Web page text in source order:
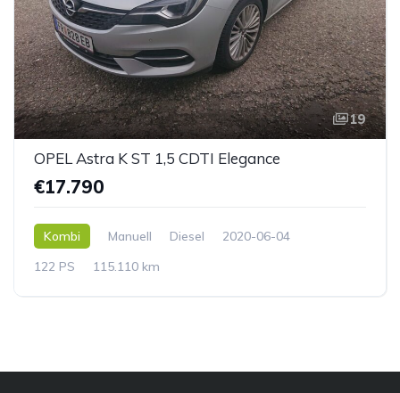
19
OPEL Astra K ST 1,5 CDTI Elegance
€17.790
Kombi Manuell Diesel
2020-06-04
122 PS
115.110 km